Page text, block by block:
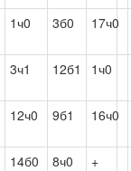
1ч0 3б0 17ч0
3ч1 12б1 1ч0
12ч0 9б1 16ч0
14б0 8ч0 +